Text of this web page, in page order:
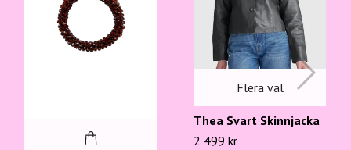
Flera val
Thea Svart Skinnjacka
2 499 kr